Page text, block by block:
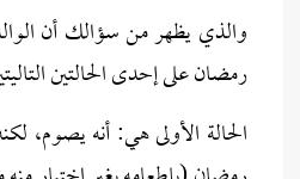
والذي يظهر من سؤالك أن
رمضان على إحدى الحالتين
الحالة الأولى هي: أنه يصوم،